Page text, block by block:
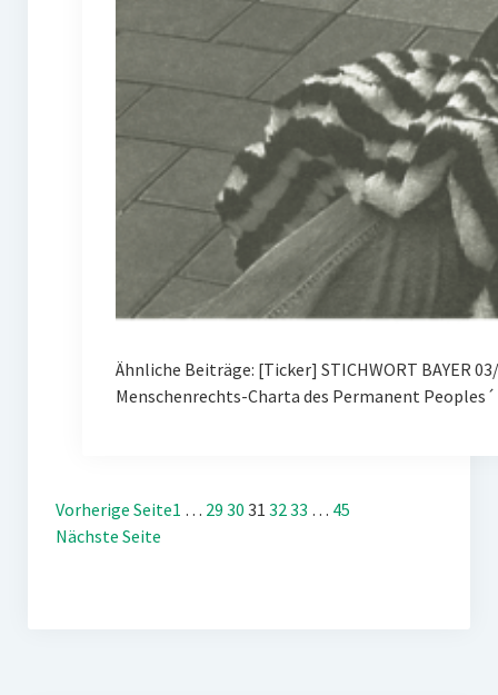
Ähnliche Beiträge: [Ticker] STICHWORT BAYER
Menschenrechts-Charta des Permanent
Vorherige Seite1 … 29 30 31 3233 … 45
Nächste Seite